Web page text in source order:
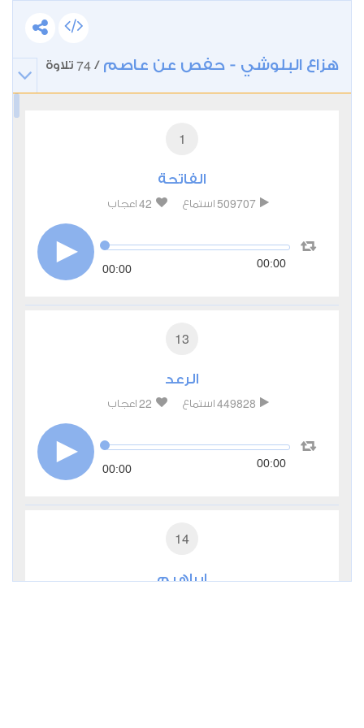
هزاع البلوشي - حفص عن عاصم /
74 تلاوة
1
الفاتحة
509707 استماع 42 اعجاب
00:00 00:00
13
الرعد
449828 استماع 22 اعجاب
00:00 00:00
14
إبراهيم